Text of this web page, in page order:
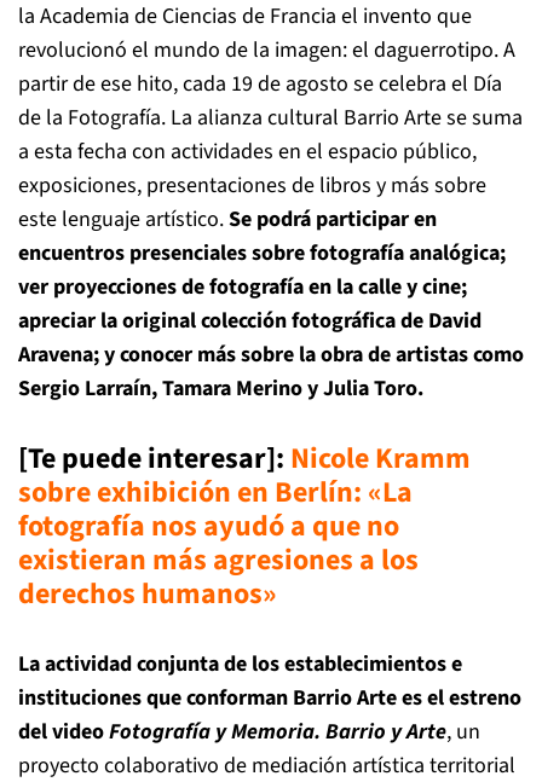
la Academia de Ciencias de Francia el invento que
revolucionó el mundo de la imagen: el daguerrotipo. A
partir de ese hito, cada 19 de agosto se celebra el Día
de la Fotografía. La alianza cultural Barrio Arte se suma
a esta fecha con actividades en el espacio público,
exposiciones, presentaciones de libros y más sobre
este lenguaje artístico.Se podrá participar en
encuentros presenciales sobre fotografía analógica;
ver proyecciones de fotografía en la calle y cine;
apreciar la original colección fotográfica de David
Aravena; y conocer más sobre la obra de artistas como
Sergio Larraín, Tamara Merino y Julia Toro.
[Te puede interesar]: Nicole Kramm
sobre exhibición en Berlín: «La
fotografía nos ayudó a que no
existieran más agresiones a los
derechos humanos»
La actividad conjunta de los establecimientos e
instituciones que conforman Barrio Arte es el estreno
del videoFotografía y Memoria. Barrio y Arte, un
proyecto colaborativo de mediación artística territorial